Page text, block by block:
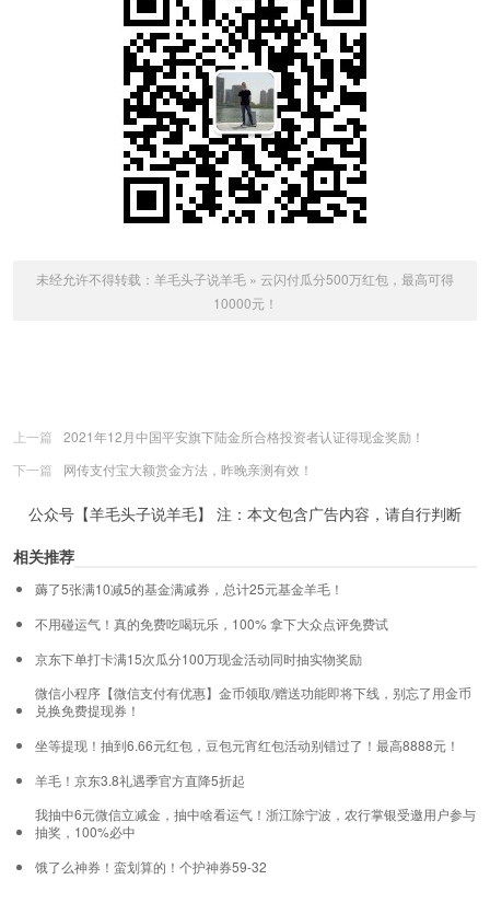
未经允许不得转载： 羊毛头子说羊毛 » 云闪付瓜分500万红包，最高可得
10000元！
上一篇
2021年12月中国平安旗下陆金所合格投资者认证得现金奖励！
下一篇
网传支付宝大额赏金方法，昨晚亲测有效！
公众号【羊毛头子说羊毛】 注：本文包含广告内容，请自行判断
相关推荐
薅了5张满10减5的基金满减券，总计25元基金羊毛！
不用碰运气！真的免费吃喝玩乐，100% 拿下大众点评免费试
京东下单打卡满15次瓜分100万现金活动同时抽实物奖励
微信小程序【微信支付有优惠】金币领取/赠送功能即将下线，别忘了用金币
兑换免费提现券！
坐等提现！抽到6.66元红包，豆包元宵红包活动别错过了！最高8888元！
羊毛！京东3.8礼遇季官方直降5折起
我抽中6元微信立减金，抽中啥看运气！浙江除宁波，农行掌银受邀用户参与
抽奖，100%必中
饿了么神券！蛮划算的！个护神券59-32